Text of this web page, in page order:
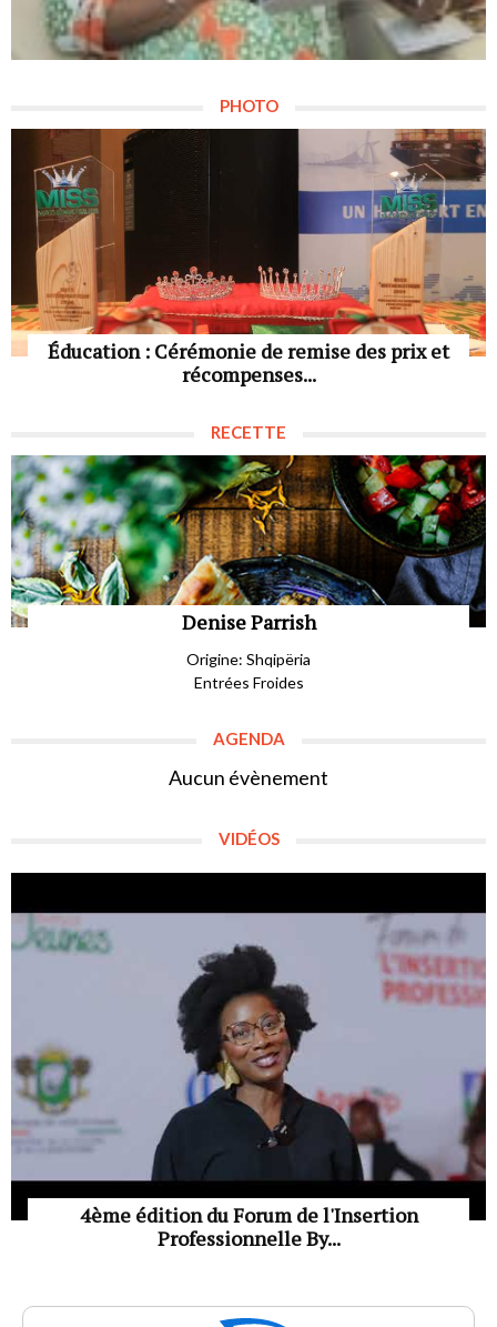
PHOTO
Éducation : Cérémonie de remise des prix et
récompenses...
RECETTE
Denise Parrish
Origine: Shqipëria
Entrées Froides
AGENDA
Aucun évènement
VIDÉOS
4ème édition du Forum de l'Insertion
Professionnelle By...